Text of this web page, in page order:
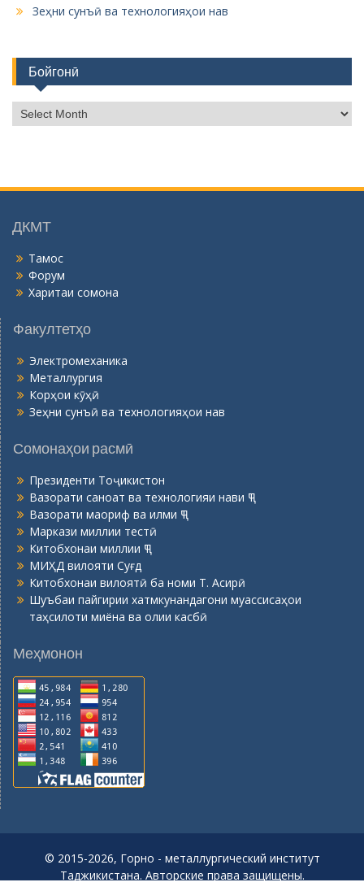
Зеҳни сунъӣ ва технологияҳои нав
Бойгонӣ
о
н
ДКМТ
Тамос
Форум
Харитаи сомона
Факултетҳо
Электромеханика
Металлургия
Корҳои кӯҳӣ
Зеҳни сунъӣ ва технологияҳои нав
Сомонаҳои расмӣ
Президенти Тоҷикистон
Вазорати саноат ва технологияи нави ҶТ
Вазорати маориф ва илми ҶТ
Маркази миллии тестӣ
Китобхонаи миллии ҶТ
МИҲД вилояти Суғд
Китобхонаи вилоятӣ ба номи Т. Асирӣ
Шуъбаи пайгирии хатмкунандагони муассисаҳои
таҳсилоти миёна ва олии касбӣ
Меҳмонон
© 2015-2026, Горно - металлургический институт
Таджикистана. Авторские права защищены.